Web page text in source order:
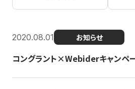
2020.08.01 お知らせ
コングラント×Webiderキャンペ